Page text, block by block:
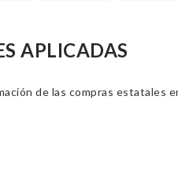
APLICADAS
de las compras estatales